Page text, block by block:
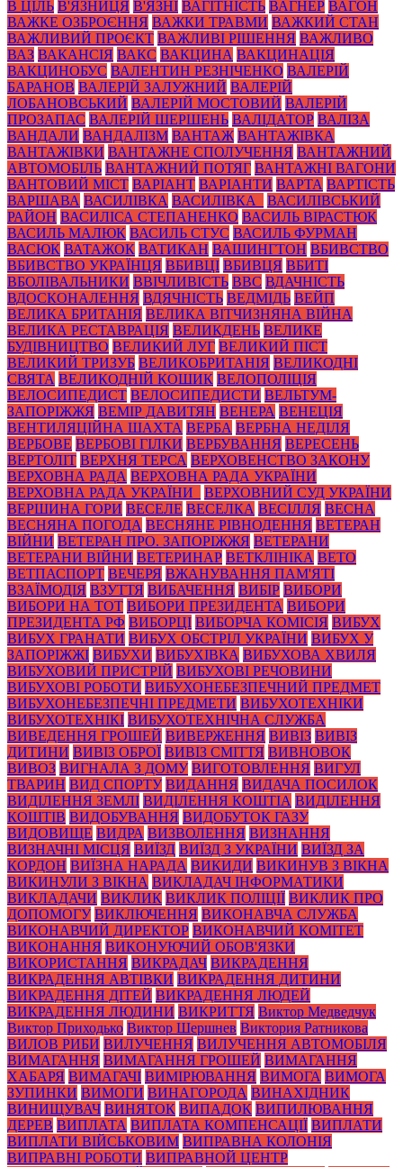
В ЦІЛЬ В'ЯЗНИЦЯ В'ЯЗНІ ВАГІТНІСТЬ ВАГНЕР ВАГОН
ВАЖКЕ ОЗБРОЄННЯ ВАЖКИ ТРАВМИ ВАЖКИЙ СТАН
ВАЖЛИВИЙ ПРОЄКТ ВАЖЛИВІ РІШЕННЯ ВАЖЛИВО
ВАЗ ВАКАНСІЯ ВАКС ВАКЦИНА ВАКЦИНАЦІЯ
ВАКЦИНОБУС ВАЛЕНТИН РЕЗНІЧЕНКО ВАЛЕРІЙ
БАРАНОВ ВАЛЕРІЙ ЗАЛУЖНИЙ ВАЛЕРІЙ
ЛОБАНОВСЬКИЙ ВАЛЕРІЙ МОСТОВИЙ ВАЛЕРІЙ
ПРОЗАПАС ВАЛЕРІЙ ШЕРШЕНЬ ВАЛІДАТОР ВАЛІЗА
ВАНДАЛИ ВАНДАЛІЗМ ВАНТАЖ ВАНТАЖІВКА
ВАНТАЖІВКИ ВАНТАЖНЕ СПОЛУЧЕННЯ ВАНТАЖНИЙ
АВТОМОБІЛЬ ВАНТАЖНИЙ ПОТЯГ ВАНТАЖНІ ВАГОНИ
ВАНТОВИЙ МІСТ ВАРІАНТ ВАРІАНТИ ВАРТА ВАРТІСТЬ
ВАРШАВА ВАСИЛІВКА ВАСИЛІВКА_
ВАСИЛІВСЬКИЙ
РАЙОН ВАСИЛІСА СТЕПАНЕНКО ВАСИЛЬ ВІРАСТЮК
ВАСИЛЬ МАЛЮК ВАСИЛЬ СТУС ВАСИЛЬ ФУРМАН
ВАСЮК ВАТАЖОК ВАТИКАН ВАШИНГТОН ВБИВСТВО
ВБИВСТВО УКРАЇНЦЯ ВБИВЦІ ВБИВЦЯ ВБИТІ
ВБОЛІВАЛЬНИКИ ВВІЧЛИВІСТЬ ВВС ВДАЧНІСТЬ
ВДОСКОНАЛЕННЯ ВДЯЧНІСТЬ ВЕДМІДЬ ВЕЙП
ВЕЛИКА БРИТАНІЯ ВЕЛИКА ВІТЧИЗНЯНА ВІЙНА
ВЕЛИКА РЕСТАВРАЦІЯ ВЕЛИКДЕНЬ ВЕЛИКЕ
БУДІВНИЦТВО ВЕЛИКИЙ ЛУГ ВЕЛИКИЙ ПІСТ
ВЕЛИКИЙ ТРИЗУБ ВЕЛИКОБРИТАНІЯ ВЕЛИКОДНІ
СВЯТА ВЕЛИКОДНІЙ КОШИК ВЕЛОПОЛІЦІЯ
ВЕЛОСИПЕДИСТ ВЕЛОСИПЕДИСТИ ВЕЛЬТУМ-
ЗАПОРІЖЖЯ ВЕМІР ДАВИТЯН ВЕНЕРА ВЕНЕЦІЯ
ВЕНТИЛЯЦІЙНА ШАХТА ВЕРБА ВЕРБНА НЕДІЛЯ
ВЕРБОВЕ ВЕРБОВІ ГІЛКИ ВЕРБУВАННЯ ВЕРЕСЕНЬ
ВЕРТОЛІТ ВЕРХНЯ ТЕРСА ВЕРХОВЕНСТВО ЗАКОНУ
ВЕРХОВНА РАДА ВЕРХОВНА РАДА УКРАЇНИ
ВЕРХОВНА РАДА УКРАЇНИ_
ВЕРХОВНИЙ СУД УКРАЇНИ
ВЕРШИНА ГОРИ ВЕСЕЛЕ ВЕСЕЛКА ВЕСІЛЛЯ ВЕСНА
ВЕСНЯНА ПОГОДА ВЕСНЯНЕ РІВНОДЕННЯ ВЕТЕРАН
ВІЙНИ ВЕТЕРАН ПРО. ЗАПОРІЖЖЯ ВЕТЕРАНИ
ВЕТЕРАНИ ВІЙНИ ВЕТЕРИНАР ВЕТКЛІНІКА ВЕТО
ВЕТПАСПОРТ ВЕЧЕРЯ ВЖАНУВАННЯ ПАМ'ЯТІ
ВЗАЇМОДІЯ ВЗУТТЯ ВИБАЧЕННЯ ВИБІР ВИБОРИ
ВИБОРИ НА ТОТ ВИБОРИ ПРЕЗИДЕНТА ВИБОРИ
ПРЕЗИДЕНТА РФ ВИБОРЦІ ВИБОРЧА КОМІСІЯ ВИБУХ
ВИБУХ ГРАНАТИ ВИБУХ ОБСТРІЛ УКРАЇНИ ВИБУХ У
ЗАПОРІЖЖІ ВИБУХИ ВИБУХІВКА ВИБУХОВА ХВИЛЯ
ВИБУХОВИЙ ПРИСТРІЙ ВИБУХОВІ РЕЧОВИНИ
ВИБУХОВІ РОБОТИ ВИБУХОНЕБЕЗПЕЧНИЙ ПРЕДМЕТ
ВИБУХОНЕБЕЗПЕЧНІ ПРЕДМЕТИ ВИБУХОТЕХНІКИ
ВИБУХОТЕХНІКІ ВИБУХОТЕХНІЧНА СЛУЖБА
ВИВЕДЕННЯ ГРОШЕЙ ВИВЕРЖЕННЯ ВИВІЗ ВИВІЗ
ДИТИНИ ВИВІЗ ОБРОЇ ВИВІЗ СМІТТЯ ВИВНОВОК
ВИВОЗ ВИГНАЛА З ДОМУ ВИГОТОВЛЕННЯ ВИГУЛ
ТВАРИН ВИД СПОРТУ ВИДАННЯ ВИДАЧА ПОСИЛОК
ВИДІЛЕННЯ ЗЕМЛІ ВИДІЛЕННЯ КОШТІА ВИДІЛЕННЯ
КОШТІВ ВИДОБУВАННЯ ВИДОБУТОК ГАЗУ
ВИДОВИЩЕ ВИДРА ВИЗВОЛЕННЯ ВИЗНАННЯ
ВИЗНАЧНІ МІСЦЯ ВИЇЗД ВИЇЗД З УКРАЇНИ ВИЇЗД ЗА
КОРДОН ВИЇЗНА НАРАДА ВИКИДИ ВИКИНУВ З ВІКНА
ВИКИНУЛИ З ВІКНА ВИКЛАДАЧ ІНФОРМАТИКИ
ВИКЛАДАЧИ ВИКЛИК ВИКЛИК ПОЛІЦІЇ ВИКЛИК ПРО
ДОПОМОГУ ВИКЛЮЧЕННЯ ВИКОНАВЧА СЛУЖБА
ВИКОНАВЧИЙ ДИРЕКТОР ВИКОНАВЧИЙ КОМІТЕТ
ВИКОНАННЯ ВИКОНУЮЧИЙ ОБОВ'ЯЗКИ
ВИКОРИСТАННЯ ВИКРАДАЧ ВИКРАДЕННЯ
ВИКРАДЕННЯ АВТІВКИ ВИКРАДЕННЯ ДИТИНИ
ВИКРАДЕННЯ ДІТЕЙ ВИКРАДЕННЯ ЛЮДЕЙ
ВИКРАДЕННЯ ЛЮДИНИ ВИКРИТТЯ Виктор Медведчук
Виктор Приходько Виктор Шершнев Виктория Ратникова
ВИЛОВ РИБИ ВИЛУЧЕННЯ ВИЛУЧЕННЯ АВТОМОБІЛЯ
ВИМАГАННЯ ВИМАГАННЯ ГРОШЕЙ ВИМАГАННЯ
ХАБАРЯ ВИМАГАЧІ ВИМІРЮВАННЯ ВИМОГА ВИМОГА
ЗУПИНКИ ВИМОГИ ВИНАГОРОДА ВИНАХІДНИК
ВИНИЩУВАЧ ВИНЯТОК ВИПАДОК ВИПИЛЮВАННЯ
ДЕРЕВ ВИПЛАТА ВИПЛАТА КОМПЕНСАЦІЇ ВИПЛАТИ
ВИПЛАТИ ВІЙСЬКОВИМ ВИПРАВНА КОЛОНІЯ
ВИПРАВНІ РОБОТИ ВИПРАВНОЙ ЦЕНТР